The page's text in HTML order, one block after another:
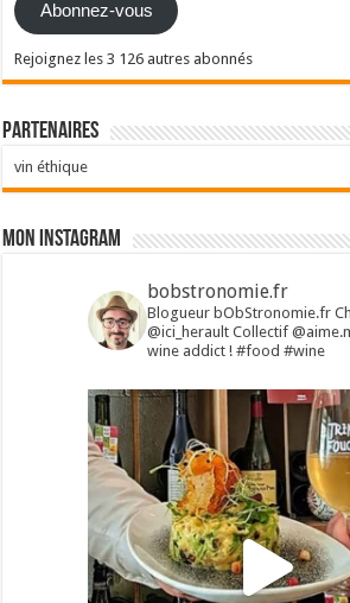
Abonnez-vous
Rejoignez les 3 126 autres abonnés
Partenaires
vin éthique
Mon Instagram
bobstronomie.fr
Blogueur bObStronomie.fr
@ici_heraultCollectif
wine addict !#food #wine